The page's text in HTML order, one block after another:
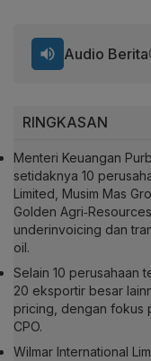
RINGKASAN
Menteri Keuangan
setidaknya 10
Limited, Musim Mas
Golden
underinvoicing dan
oil.
Selain 10 perusahaan
20 eksportir besar
pricing, dengan fokus
CPO.
Wilmar International
Audio Berita